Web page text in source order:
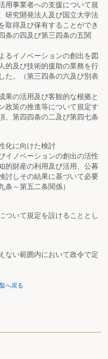
事業者への支援について規
研究開発法人及び国立大学法
取得及び保有することができ
条の四及び第三四条の五関
イノベーションの創出を図
的及び技術的援助の業務を行
た。（第三四条の六及び別表
の活用及び客観的な根拠と
政策の推進等について規定す
、第四四条の二及び第四七条
化に向けた検討
イノベーションの創出の活性
的財産の利用及び活用、公募
討しその結果に基づいて必要
～第五二条関係）
ついて規定を設けることとし
ない範囲内において政令で定
へ戻る